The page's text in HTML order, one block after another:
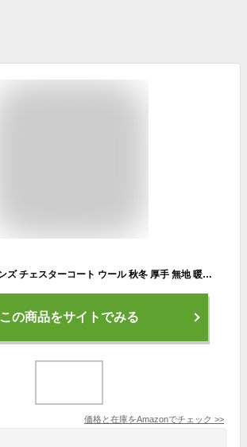
Hisitosa コート メンズ チェスターコート ウール 秋冬 厚手 無地 暖かい 防寒 ロング ジャケット 紳士服 (XXL, グレー)
この商品をサイトでみる
価格と在庫をAmazonでチェック >>